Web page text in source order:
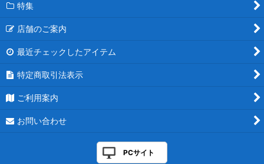
特集
店舗のご案内
最近チェックしたアイテム
特定商取引法表示
ご利用案内
お問い合わせ
PCサイト